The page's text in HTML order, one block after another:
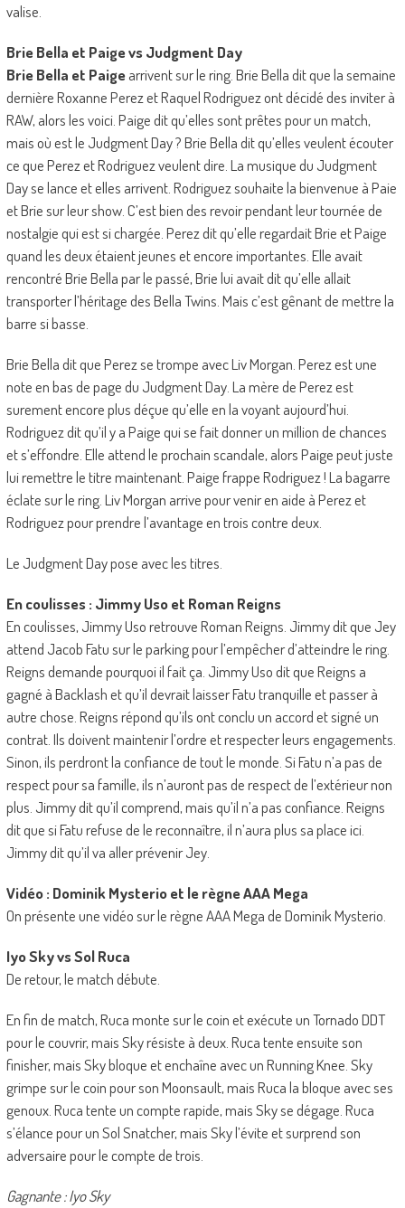
valise.
Brie Bella et Paige vs Judgment Day
Brie Bella et Paigearrivent sur le ring. Brie Bella dit que la semaine
dernière Roxanne Perez et Raquel Rodriguez ont décidé des inviter à
RAW, alors les voici. Paige dit qu’elles sont prêtes pour un match,
mais où est le Judgment Day ? Brie Bella dit qu’elles veulent écouter
ce que Perez et Rodriguez veulent dire. La musique du Judgment
Day se lance et elles arrivent. Rodriguez souhaite la bienvenue à Paie
et Brie sur leur show. C’est bien des revoir pendant leur tournée de
nostalgie qui est si chargée. Perez dit qu’elle regardait Brie et Paige
quand les deux étaient jeunes et encore importantes. Elle avait
rencontré Brie Bella par le passé, Brie lui avait dit qu’elle allait
transporter l’héritage des Bella Twins. Mais c’est gênant de mettre la
barre si basse.
Brie Bella dit que Perez se trompe avec Liv Morgan. Perez est une
note en bas de page du Judgment Day. La mère de Perez est
surement encore plus déçue qu’elle en la voyant aujourd’hui.
Rodriguez dit qu’il y a Paige qui se fait donner un million de chances
et s’effondre. Elle attend le prochain scandale, alors Paige peut juste
lui remettre le titre maintenant. Paige frappe Rodriguez ! La bagarre
éclate sur le ring. Liv Morgan arrive pour venir en aide à Perez et
Rodriguez pour prendre l’avantage en trois contre deux.
Le Judgment Day pose avec les titres.
En coulisses : Jimmy Uso et Roman Reigns
En coulisses, Jimmy Uso retrouve Roman Reigns. Jimmy dit que Jey
attend Jacob Fatu sur le parking pour l’empêcher d’atteindre le ring.
Reigns demande pourquoi il fait ça. Jimmy Uso dit que Reigns a
gagné à Backlash et qu’il devrait laisser Fatu tranquille et passer à
autre chose. Reigns répond qu’ils ont conclu un accord et signé un
contrat. Ils doivent maintenir l’ordre et respecter leurs engagements.
Sinon, ils perdront la confiance de tout le monde. Si Fatu n’a pas de
respect pour sa famille, ils n’auront pas de respect de l’extérieur non
plus. Jimmy dit qu’il comprend, mais qu’il n’a pas confiance. Reigns
dit que si Fatu refuse de le reconnaître, il n’aura plus sa place ici.
Jimmy dit qu’il va aller prévenir Jey.
Vidéo : Dominik Mysterio et le règne AAA Mega
On présente une vidéo sur le règne AAA Mega de Dominik Mysterio.
Iyo Sky vs Sol Ruca
De retour, le match débute.
En fin de match, Ruca monte sur le coin et exécute un Tornado DDT
pour le couvrir, mais Sky résiste à deux. Ruca tente ensuite son
finisher, mais Sky bloque et enchaîne avec un Running Knee. Sky
grimpe sur le coin pour son Moonsault, mais Ruca la bloque avec ses
genoux. Ruca tente un compte rapide, mais Sky se dégage. Ruca
s’élance pour un Sol Snatcher, mais Sky l’évite et surprend son
adversaire pour le compte de trois.
Gagnante : Iyo Sky